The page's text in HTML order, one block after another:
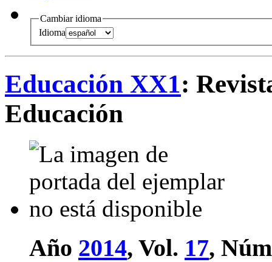
Cambiar idioma
Idioma
Educación XX1:
Educación
Año 2014, Vol. 17,